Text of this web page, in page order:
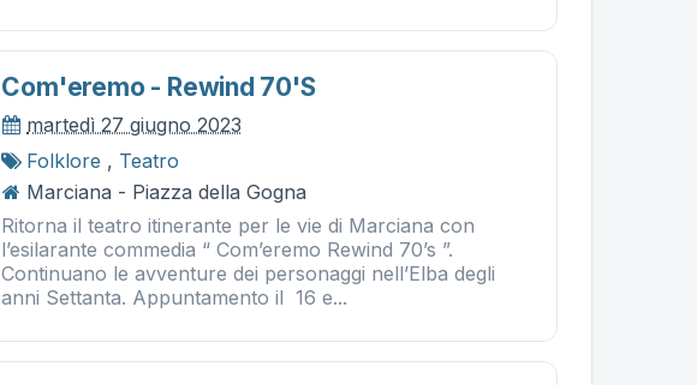
Com'eremo - Rewind 70's
martedì 27 giugno 2023
Folklore , Teatro
Marciana - Piazza della Gogna
Ritorna il teatro itinerante per le vie di Marciana con
l’esilarante commedia “ Com’eremo Rewind 70’s ”.
Continuano le avventure dei personaggi nell’Elba degli
anni Settanta. Appuntamento il 16 e...